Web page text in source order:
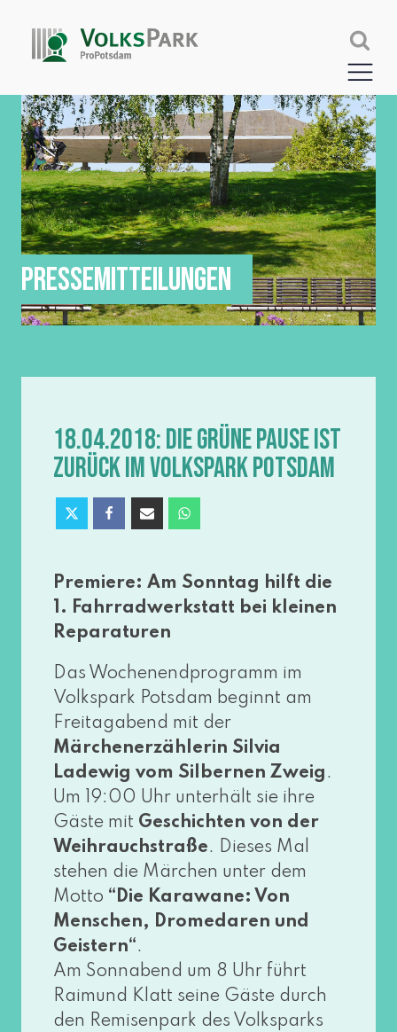
PRESSEMITTEILUNGEN
18.04.2018: DIE GRÜNE PAUSE IST
ZURÜCK IM VOLKSPARK POTSDAM
Premiere: Am Sonntag hilft die
1. Fahrradwerkstatt bei klei­nen
Reparaturen
Das Wochenendprogramm im
Volkspark Potsdam beginnt am
Freitagabend mit der
Märchenerzählerin Silvia
Ladewig vom Silbernen Zweig .
Um 19:00 Uhr unter­hält sie ihre
Gäste mit Geschichten von der
Weihrauchstraße. Dieses Mal
ste­hen die Märchen unter dem
Motto “Die Karawane: Von
Menschen, Dromedaren und
Geistern“.
Am Sonnabend um 8 Uhr führt
Raimund Klatt sei­ne Gäste durch
den Remisenpark des Volksparks